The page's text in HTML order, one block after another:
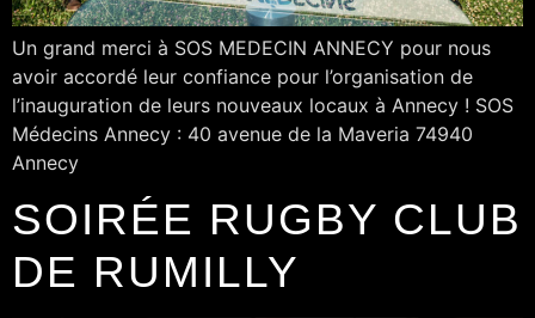
Un grand merci à SOS MEDECIN ANNECY pour nous
avoir accordé leur confiance pour l’organisation de
l’inauguration de leurs nouveaux locaux à Annecy ! SOS
Médecins Annecy : 40 avenue de la Maveria 74940
Annecy
SOIRÉE RUGBY CLUB
DE RUMILLY